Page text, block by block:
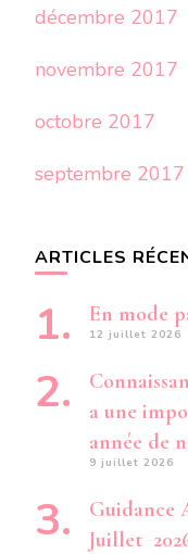
décembre 2017
novembre 2017
octobre 2017
septembre 2017
ARTICLES
En mode
12 juillet 2026
a une
année de
9 juillet 2026
Guidance
Juillet